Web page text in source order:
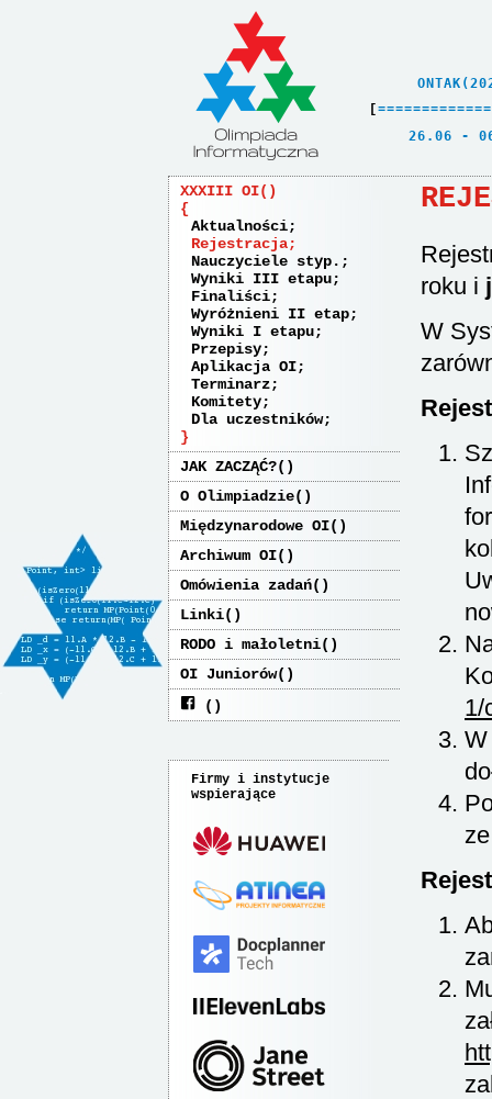
[ =============
26.06
XXXIII OI
Aktualności
Rejestracja
Nauczyciele styp.
Wyniki III etapu
Finaliści
Wyróżnieni II etap
Wyniki I etapu
Przepisy
Aplikacja OI
Terminarz
Komitety
Dla uczestników
JAK ZACZĄĆ?
O Olimpiadzie
Międzynarodowe OI
Archiwum OI
Omówienia zadań
Linki
RODO i małoletni
OI Juniorów
Firmy i instytucje
wspierające
roku i
W
1/
W